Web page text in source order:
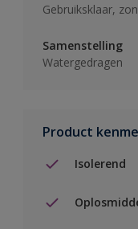
Gebruiksklaar,
Samenstelling
Watergedragen
Product
Isolerend